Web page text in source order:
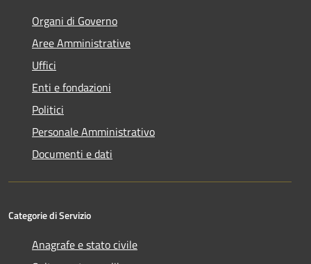
Organi di Governo
Aree Amministrative
Uffici
Enti e fondazioni
Politici
Personale Amministrativo
Documenti e dati
Categorie di Servizio
Anagrafe e stato civile